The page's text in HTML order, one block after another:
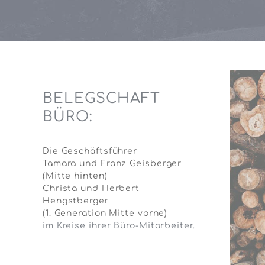
BELEGSCHAFT
BÜRO:
Die Geschäftsführer
Tamara und Franz Geisberger
(Mitte hinten)
Christa und Herbert
Hengstberger
(1. Generation Mitte vorne)
im Kreise ihrer Büro-Mitarbeiter.